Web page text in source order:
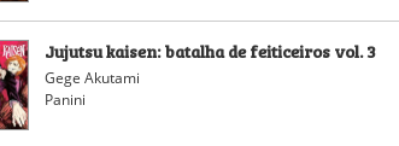
Jujutsu kaisen: batalha de feiticeiros vol. 3
Gege Akutami
Panini